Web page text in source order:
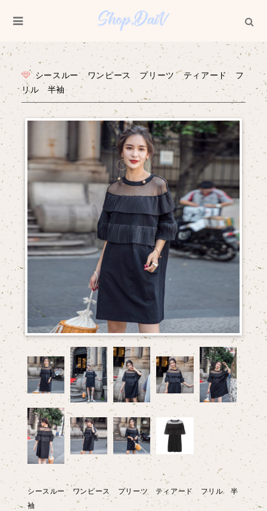
シースルー ワンピース プリーツ ティアード フ
リル 半袖
シースルー ワンピース プリーツ ティアード フリル 半
袖